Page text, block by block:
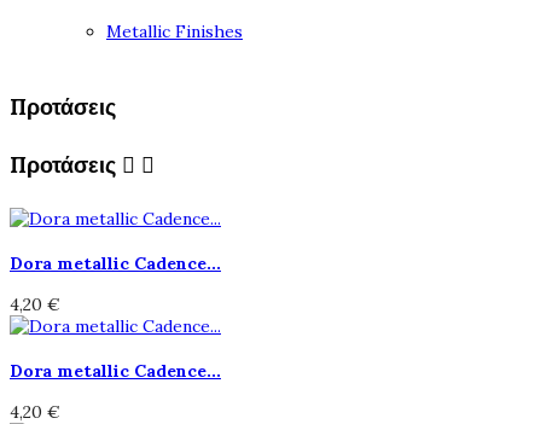
Metallic Finishes
Προτάσεις
Προτάσεις  
Dora metallic Cadence...
4,20 €
Dora metallic Cadence...
4,20 €